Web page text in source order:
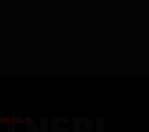
NK ČELIK